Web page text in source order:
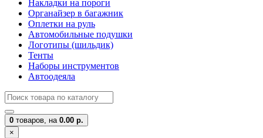
Накладки на пороги
Органайзер в багажник
Оплетки на руль
Автомобильные подушки
Логотипы (шильдик)
Тенты
Наборы инструментов
Автоодеяла
0 товаров, на 0.00 р.
×